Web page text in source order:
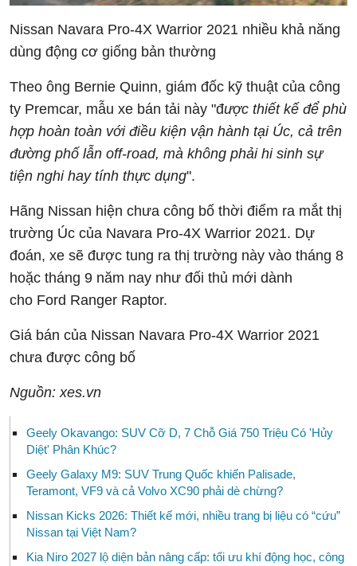
Nissan Navara Pro-4X Warrior 2021 nhiều khả năng
dùng động cơ giống bản thường
Theo ông Bernie Quinn, giám đốc kỹ thuật của công
ty Premcar, mẫu xe bán tải này "được thiết kế để phù
hợp hoàn toàn với điều kiện vận hành tại Úc, cả trên
đường phố lẫn off-road, mà không phải hi sinh sự
tiện nghi hay tính thực dụng".
Hãng Nissan hiện chưa công bố thời điểm ra mắt thị
trường Úc của Navara Pro-4X Warrior 2021. Dự
đoán, xe sẽ được tung ra thị trường này vào tháng 8
hoặc tháng 9 năm nay như đối thủ mới dành
cho Ford Ranger Raptor.
Giá bán của Nissan Navara Pro-4X Warrior 2021
chưa được công bố
Nguồn: xes.vn
Geely Okavango: SUV Cỡ D, 7 Chỗ Giá 750 Triệu Có 'Hủy
Diệt' Phân Khúc?
Geely Galaxy M9: SUV Trung Quốc khiến Palisade,
Teramont, VF9 và cả Volvo XC90 phải dè chừng?
Nissan Kicks 2026: Thiết kế mới, nhiều trang bị liệu có “cứu”
Nissan tại Việt Nam?
Kia Niro 2027 lộ diện bản nâng cấp: tối ưu khí động học, công